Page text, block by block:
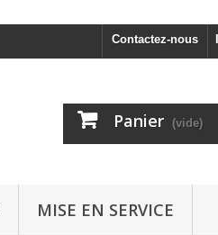
Contactez-nous
Panier (vide)
MISE EN SERVICE